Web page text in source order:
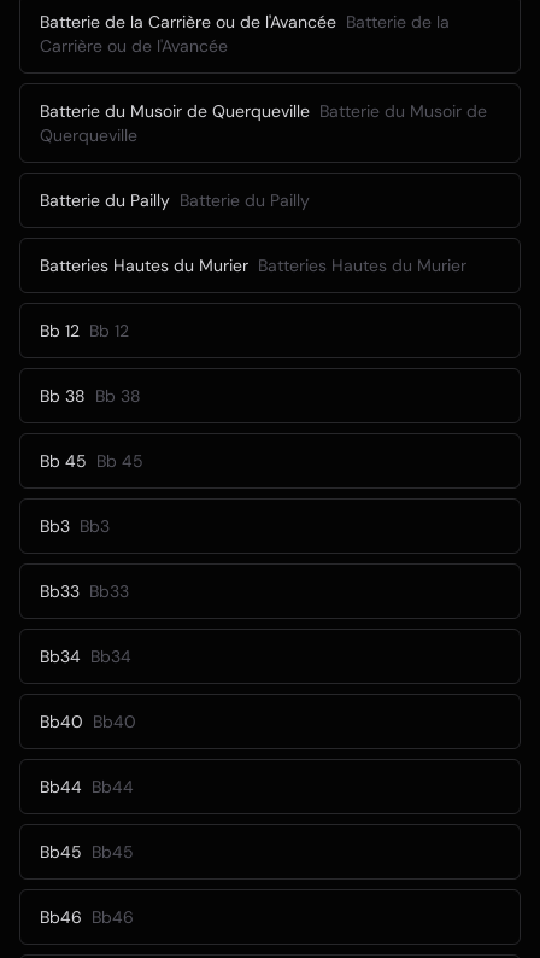
Batterie de la Carrière ou de l'Avancée Batterie de la
Carrière ou de l'Avancée
Batterie du Musoir de Querqueville Batterie du Musoir de
Querqueville
Batterie du Pailly Batterie du Pailly
Batteries Hautes du Murier Batteries Hautes du Murier
Bb 12 Bb 12
Bb 38 Bb 38
Bb 45 Bb 45
Bb3 Bb3
Bb33 Bb33
Bb34 Bb34
Bb40 Bb40
Bb44 Bb44
Bb45 Bb45
Bb46 Bb46